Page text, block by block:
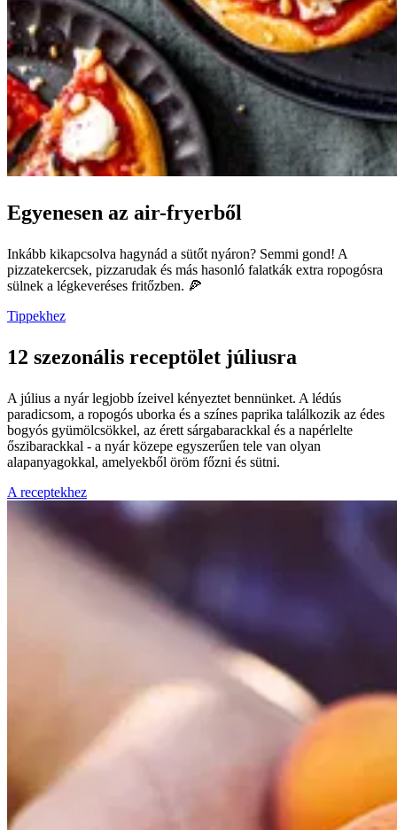
Egyenesen az air-fryerből
Inkább kikapcsolva hagynád a sütőt nyáron? Semmi gond! A
pizzatekercsek, pizzarudak és más hasonló falatkák extra ropogósra
sülnek a légkeveréses fritőzben. 🍕
Tippekhez
12 szezonális receptölet júliusra
A július a nyár legjobb ízeivel kényeztet bennünket. A lédús
paradicsom, a ropogós uborka és a színes paprika találkozik az édes
bogyós gyümölcsökkel, az érett sárgabarackkal és a napérlelte
őszibarackkal - a nyár közepe egyszerűen tele van olyan
alapanyagokkal, amelyekből öröm főzni és sütni.
A receptekhez